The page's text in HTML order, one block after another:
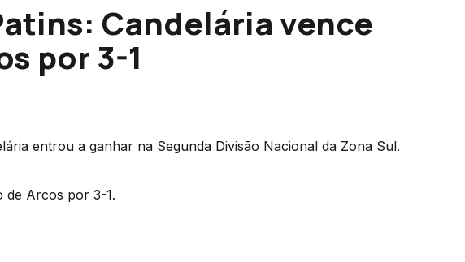
Candelária vence
por 3-1
entrou a ganhar na Segunda Divisão Nacional da Zona Sul.
de Arcos por 3-1.